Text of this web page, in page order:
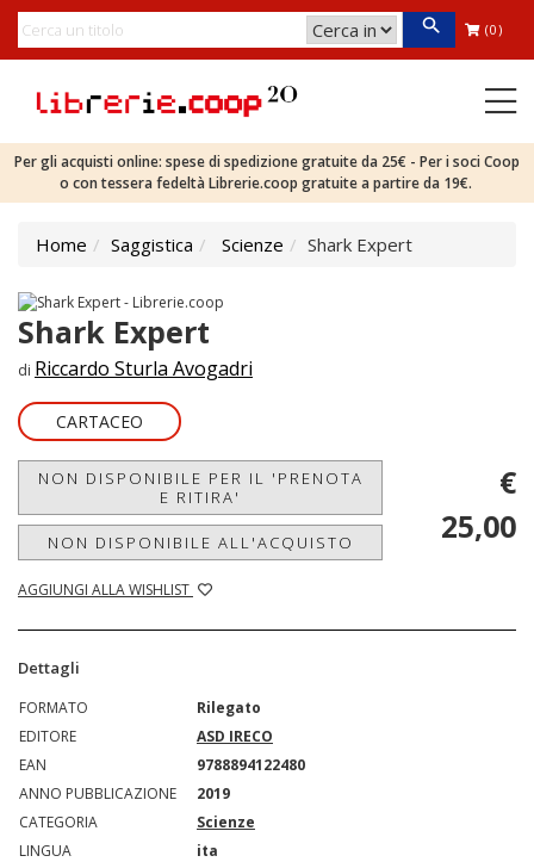
(0)
Per gli acquisti online: spese di spedizione gratuite da 25€ - Per i soci Coop
o con tessera fedeltà Librerie.coop gratuite a partire da 19€.
Home Saggistica Scienze Shark Expert
Shark Expert
di Riccardo Sturla Avogadri
CARTACEO
NON DISPONIBILE PER IL 'PRENOTA
E RITIRA'
NON DISPONIBILE ALL'ACQUISTO
AGGIUNGI ALLA WISHLIST
€
25,00
Dettagli
FORMATO
Rilegato
EDITORE
ASD IRECO
EAN
9788894122480
ANNO PUBBLICAZIONE
2019
CATEGORIA
Scienze
LINGUA
ita